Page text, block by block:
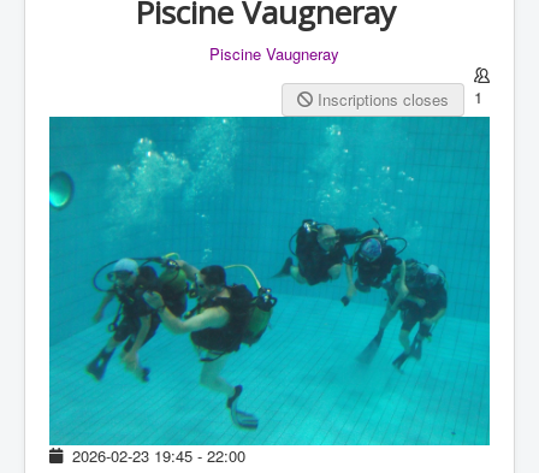
Notre actualité
Inscription
Contacter le club
Piscine Vaugneray
Piscine Vaugneray
Inscriptions closes
1
2026-02-23 19:45 - 22:00